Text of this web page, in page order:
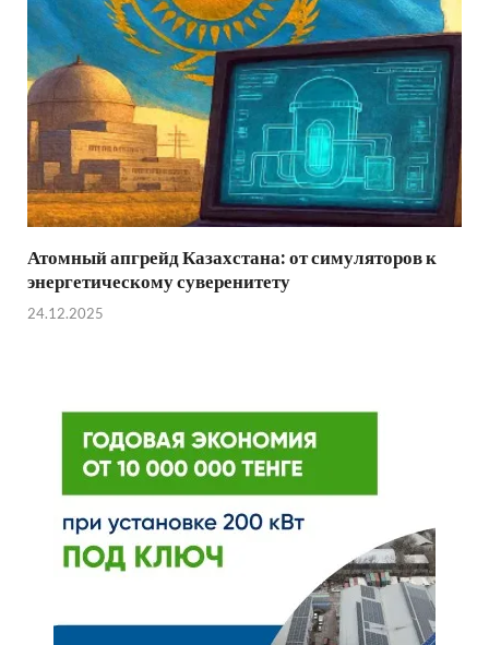
Атомный апгрейд Казахстана: от симуляторов к
энергетическому суверенитету
24.12.2025